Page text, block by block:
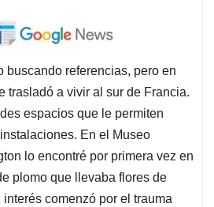
buscando referencias, pero en
trasladó a vivir al sur de Francia.
espacios que le permiten
En el Museo
lo encontré por primera vez en
plomo que llevaba flores de
comenzó por el trauma